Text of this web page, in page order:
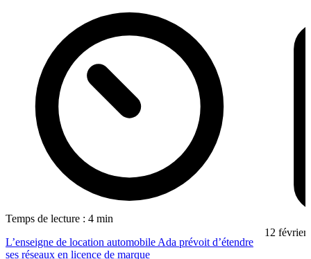
Temps de lecture : 4 min
L’enseigne de location automobile Ada prévoit d’étendre
ses réseaux en licence de marque
12 février